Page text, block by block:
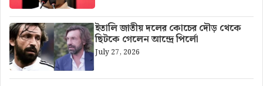
ইতালি জাতীয় দলের কোচের দৌড় থেকে
ছিটকে গেলেন আন্দ্রে পির্লো
July 27, 2026